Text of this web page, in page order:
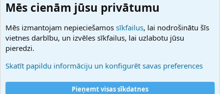
Domainforum.ro
27.be
Hostmaria
Atbalsts
Palīdzība
Noteikumi un nosacījumi
Privātuma politika
Mēs cienām jūsu privātumu
Mēs izmantojam nepieciešamos sīkfailus, lai nodrošinātu šīs
vietnes darbību, un izvēles sīkfailus, lai uzlabotu jūsu
pieredzi.
Skatīt papildu informāciju un konfigurēt savas preferences
Pieņemt visas sīkdatnes